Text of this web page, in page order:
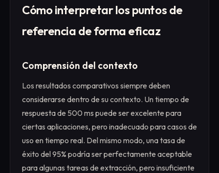
Cómo interpretar los puntos de
referencia de forma eficaz
Comprensión del contexto
Los resultados comparativos siempre deben
considerarse dentro de su contexto. Un tiempo de
respuesta de 500 ms puede ser excelente para
ciertas aplicaciones, pero inadecuado para casos de
uso en tiempo real. Del mismo modo, una tasa de
éxito del 95% podría ser perfectamente aceptable
para algunas tareas de extracción, pero insuficiente